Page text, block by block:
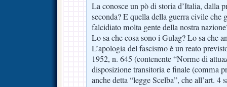
La conosce un pò di storia d’Italia, dalla
seconda? E quella della guerra civile che
falcidiato molta gente della nostra
Lo sa che cosa sono i Gulag? Lo sa che
L’apologia del fascismo è un reato
1952, n. 645 (contenente “Norme di
disposizione transitoria e finale (comma
anche detta “legge Scelba”, che all’art. 4